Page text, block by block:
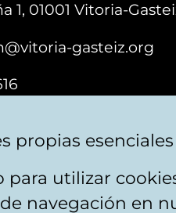
1, 01001 Vitoria-
gasteiz.org
map Accessibility
propias
utilizar
navegación en